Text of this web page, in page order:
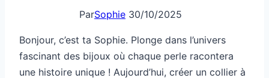
ParSophie 30/10/2025
Bonjour, c’est ta Sophie. Plonge dans l’univers
fascinant des bijoux où chaque perle racontera
une histoire unique ! Aujourd’hui, créer un collier à